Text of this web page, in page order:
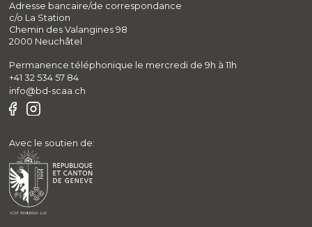
Adresse bancaire/de correspondance
c/o La Station
Chemin des Valangines 98
2000 Neuchâtel
Permanence téléphonique le mercredi de 9h à 11h
+41 32 534 57 84
info@bd-scaa.ch
Avec le soutien de: